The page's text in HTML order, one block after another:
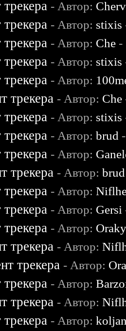
- Автор:
- Автор: stixis
- Автор: Che -
- Автор: stixis
- Автор:
трекера - Автор: Che
- Автор: stixis
- Автор:brud
- Автор:
трекера - Автор:brud
- Автор:
- Автор: Gersi
- Автор:
трекера - Автор:
трекера - Автор:
- Автор:
трекера - Автор:
- Автор: